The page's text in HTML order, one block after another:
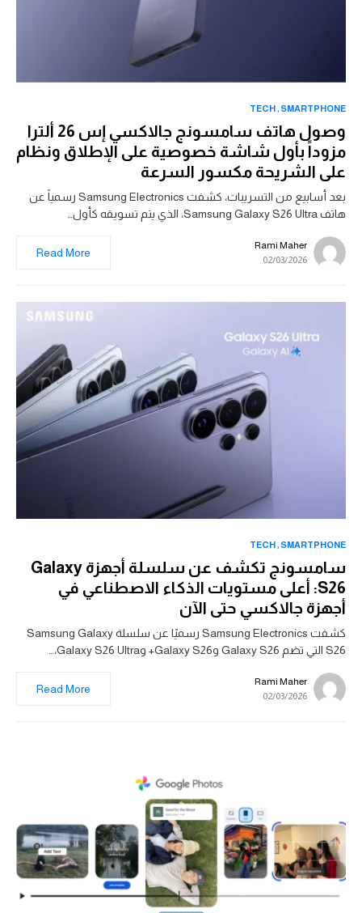
SMARTPHONE
TECH
وصول هاتف سامسونج جالاكسي إس 26 ألترا
مزوداً بأول شاشة خصوصية على الإطلاق ونظام
على الشريحة مكسور السرعة
بعد أسابيع من التسريبات، كشفت Samsung Electronics رسمياً عن
هاتف Samsung Galaxy S26 Ultra، الذي يتم تسويقه كأول…
Rami Maher
02/03/2026
Read More
SMARTPHONE
TECH
سامسونج تكشف عن سلسلة أجهزة Galaxy
S26: أعلى مستويات الذكاء الاصطناعي في
أجهزة جالاكسي حتى الآن
كشفت Samsung Electronics رسميًا عن سلسلة Samsung Galaxy
S26 التي تضم Galaxy S26 وGalaxy S26+ وGalaxy S26 Ultra،…
Rami Maher
02/03/2026
Read More